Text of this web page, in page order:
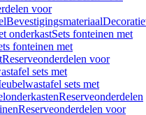
voor
Bevestigingsmateriaal
onderkastSets fonteinen met
fonteinen met
Reserveonderdelen voor
sets met
sets met
Reserveonderdelen
Reserveonderdelen voor